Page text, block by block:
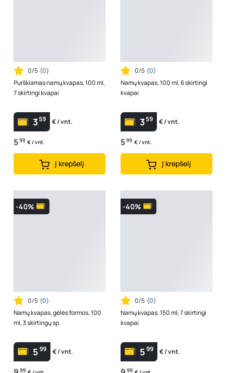
0/5 (0)
Purškiamas namų kvapas, 100 ml,
7 skirtingi kvapai
359 € / vnt.
599 € / vnt.
Į krepšelį
0/5 (0)
Namų kvapas, 100 ml, 6 skirtingi
kvapai
359 € / vnt.
599 € / vnt.
Į krepšelį
-40%
0/5 (0)
Namų kvapas, gėlės formos, 100
ml, 3 skirtingų sp.
599 € / vnt.
99
-40%
0/5 (0)
Namų kvapas, 150 ml, 7 skirtingi
kvapai
599 € / vnt.
99